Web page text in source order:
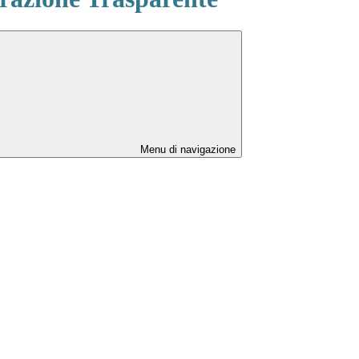
Menu di navigazione